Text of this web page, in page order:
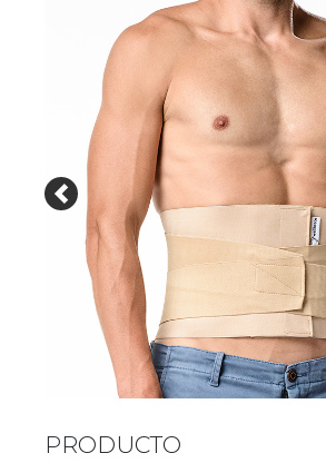
PRODUCTO